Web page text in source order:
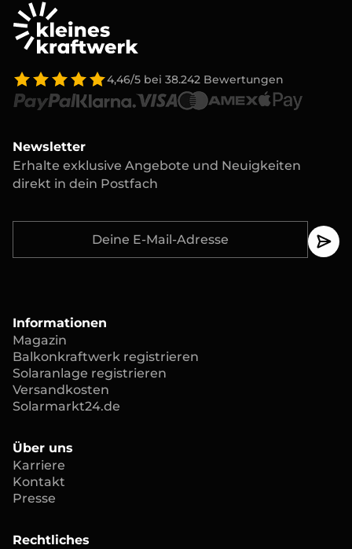
4,46/5 bei 38.242 Bewertungen
Informationen
Magazin
Balkonkraftwerk registrieren
Solaranlage registrieren
Versandkosten
Solarmarkt24.de
Über uns
Karriere
Kontakt
Presse
Rechtliches
Newsletter
Erhalte exklusive Angebote und Neuigkeiten
direkt in dein Postfach